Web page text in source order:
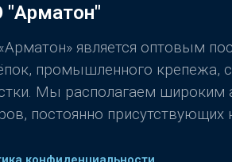
"Арматон"
является оптовым
промышленного крепежа,
Мы располагаем широким
постоянно присутствующих